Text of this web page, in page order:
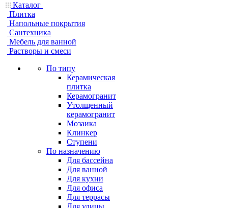
Каталог
Плитка
Напольные покрытия
Сантехника
Мебель для ванной
Растворы и смеси
По типу
Керамическая
плитка
Керамогранит
Утолщенный
керамогранит
Мозаика
Клинкер
Ступени
По назначению
Для бассейна
Для ванной
Для кухни
Для офиса
Для террасы
Для улицы